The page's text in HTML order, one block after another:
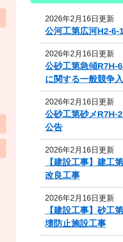
2026年2月16日更新
公河工第広河H2-6-
2026年2月16日更新
公砂工第急傾R7H-
に関する一般競争
2026年2月16日更新
公砂工第砂メ
公告
2026年2月16日更新
【建設工事】建
改良工事
2026年2月16日更新
【建設工事】砂
壊防止施設工事